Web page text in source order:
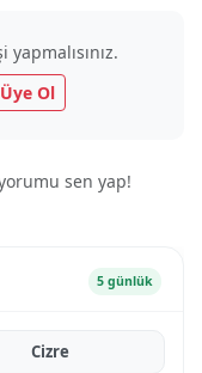
Ol
sen yap!
5 günlük
Ci̇zre